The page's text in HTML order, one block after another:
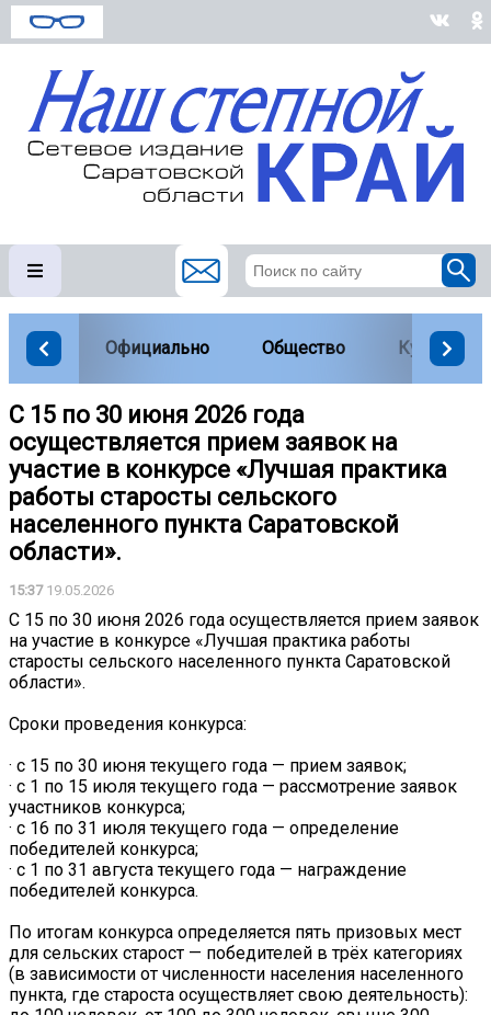
Официально Общество Культура
С 15 по 30 июня 2026 года
осуществляется прием заявок на
участие в конкурсе «Лучшая практика
работы старосты сельского
населенного пункта Саратовской
области».
15:3719.05.2026
С 15 по 30 июня 2026 года осуществляется прием заявок
на участие в конкурсе «Лучшая практика работы
старосты сельского населенного пункта Саратовской
области».
Сроки проведения конкурса:
· с 15 по 30 июня текущего года — прием заявок;
· с 1 по 15 июля текущего года — рассмотрение заявок
участников конкурса;
· с 16 по 31 июля текущего года — определение
победителей конкурса;
· с 1 по 31 августа текущего года — награждение
победителей конкурса.
По итогам конкурса определяется пять призовых мест
для сельских старост — победителей в трёх категориях
(в зависимости от численности населения населенного
пункта, где староста осуществляет свою деятельность):